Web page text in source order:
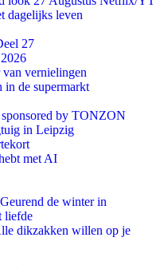
dagelijks leven
27
vernielingen
in de supermarkt
by TONZON
in Leipzig
met AI
de winter in
liefde
dikzakken willen op je